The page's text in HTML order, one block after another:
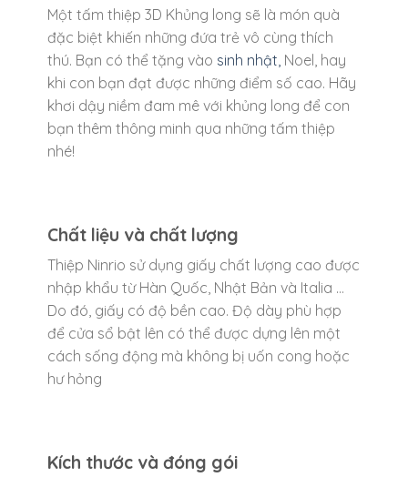
Một tấm thiệp 3D Khủng long sẽ là món quà
đặc biệt khiến những đứa trẻ vô cùng thích
thú. Bạn có thể tặng vào sinh nhật, Noel, hay
khi con bạn đạt được những điểm số cao. Hãy
khơi dậy niềm đam mê với khủng long để con
bạn thêm thông minh qua những tấm thiệp
nhé!
Chất liệu và chất lượng
Thiệp Ninrio sử dụng giấy chất lượng cao được
nhập khẩu từ Hàn Quốc, Nhật Bản và Italia …
Do đó, giấy có độ bền cao. Độ dày phù hợp
để cửa sổ bật lên có thể được dựng lên một
cách sống động mà không bị uốn cong hoặc
hư hỏng
Kích thước và đóng gói